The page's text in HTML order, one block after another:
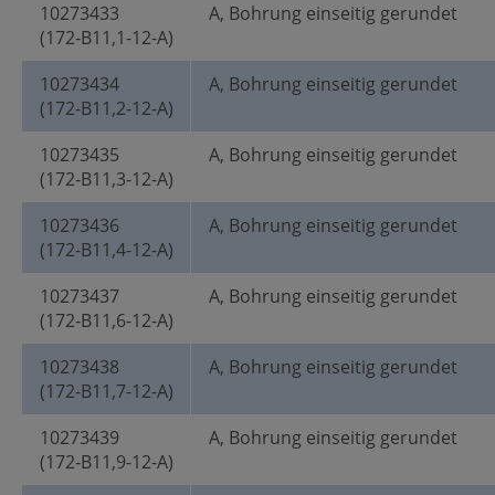
10273433
(172-B11,1-12-A)
A, Bohrung einseitig gerundet
10273434
(172-B11,2-12-A)
A, Bohrung einseitig gerundet
10273435
(172-B11,3-12-A)
A, Bohrung einseitig gerundet
10273436
(172-B11,4-12-A)
A, Bohrung einseitig gerundet
10273437
(172-B11,6-12-A)
A, Bohrung einseitig gerundet
10273438
(172-B11,7-12-A)
A, Bohrung einseitig gerundet
10273439
(172-B11,9-12-A)
A, Bohrung einseitig gerundet